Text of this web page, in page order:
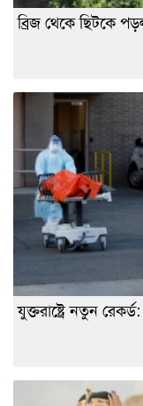
ব্রিজ থেকে ছিটকে
যুক্তরাষ্ট্রে নতুন